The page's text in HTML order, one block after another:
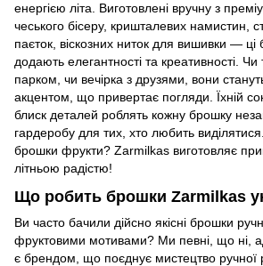
енергією літа. Виготовлені вручну з
чеського бісеру, кришталевих намистин,
паєток, віскозних ниток для вишивки —
додають елегантності та креативності. Чи
парком, чи вечірка з друзями, вони
акцентом, що привертає погляди. Їхній
блиск деталей роблять кожну брошку
гардеробу для тих, хто любить
брошки фрукти? Zarmilkas виготовляє
літньою радістю!
Що робить брошки Zarmilkas
Ви часто бачили дійсно якісні брошки
фруктовими мотивами? Ми певні, що ні,
є брендом, що поєднує мистецтво ручної